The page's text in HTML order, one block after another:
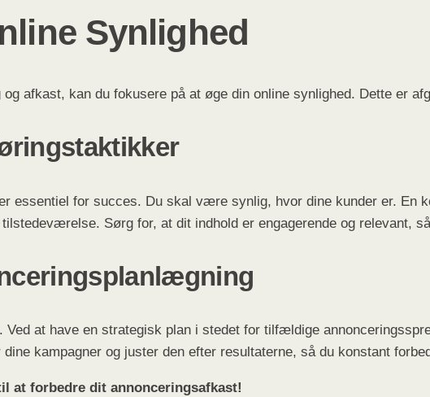
Synlighed
og afkast, kan du fokusere på at øge din online synlighed. Dette er
essentiel for succes. Du skal være synlig, hvor dine kunder er. En
Sørg for, at dit indhold er engagerende og relevant,
at have en strategisk plan i stedet for tilfældige
kampagner og juster den efter resultaterne, så du konstant
at forbedre dit annonceringsafkast!